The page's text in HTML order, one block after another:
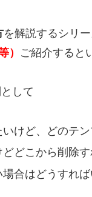
を解説するシリ
） ご紹介すると
して
けど、どのテ
どこから削除す
合はどうすれ